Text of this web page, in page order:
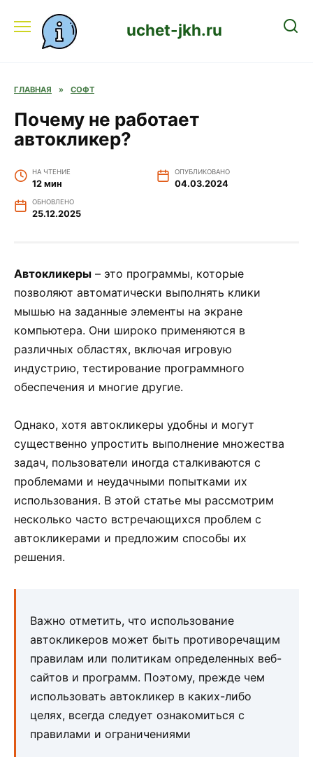
содержанию
uchet-jkh.ru
ГЛАВНАЯ » СОФТ
Почему не работает
автокликер?
НА ЧТЕНИЕ
12 мин
ОПУБЛИКОВАНО
04.03.2024
ОБНОВЛЕНО
25.12.2025
Автокликеры – это программы, которые
позволяют автоматически выполнять клики
мышью на заданные элементы на экране
компьютера. Они широко применяются в
различных областях, включая игровую
индустрию, тестирование программного
обеспечения и многие другие.
Однако, хотя автокликеры удобны и могут
существенно упростить выполнение множества
задач, пользователи иногда сталкиваются с
проблемами и неудачными попытками их
использования. В этой статье мы рассмотрим
несколько часто встречающихся проблем с
автокликерами и предложим способы их
решения.
Важно отметить, что использование
автокликеров может быть противоречащим
правилам или политикам определенных веб-
сайтов и программ. Поэтому, прежде чем
использовать автокликер в каких-либо
целях, всегда следует ознакомиться с
правилами и ограничениями